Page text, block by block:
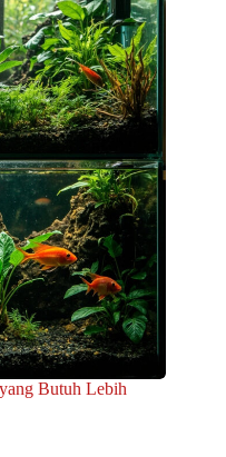
Butuh Lebih